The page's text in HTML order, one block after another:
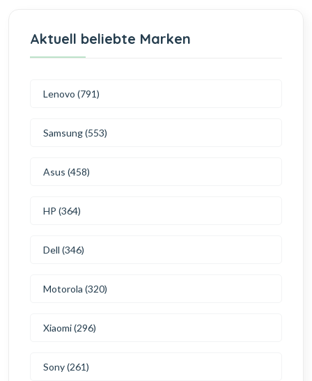
Aktuell beliebte Marken
Lenovo (791)
Samsung (553)
Asus (458)
HP (364)
Dell (346)
Motorola (320)
Xiaomi (296)
Sony (261)